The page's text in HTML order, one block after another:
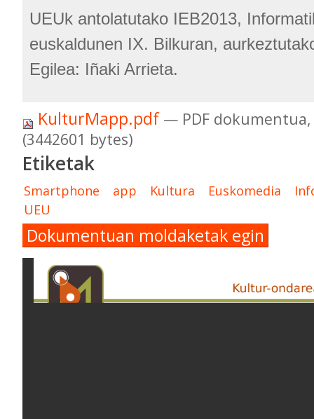
UEUk antolatutako IEB2013,
euskaldunen IX. Bilkuran,
Egilea: Iñaki Arrieta.
KulturMapp.pdf — PDF dokumentua,
(3442601 bytes)
Etiketak
Smartphone app Kultura Euskomedia
UEU
Dokumentuan moldaketak egin